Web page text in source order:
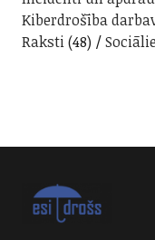
Kiberdrošība
Raksti(48)